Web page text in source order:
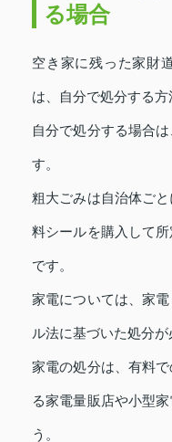
る場合
空き家に残った家財
は、自分で処分する方
自分で処分する場合
す。
粗大ごみは自治体ご
料シールを購入して
です。
家電については、家
ル法に基づいた処分が
家電の処分は、有料
る家電量販店や小型
う。